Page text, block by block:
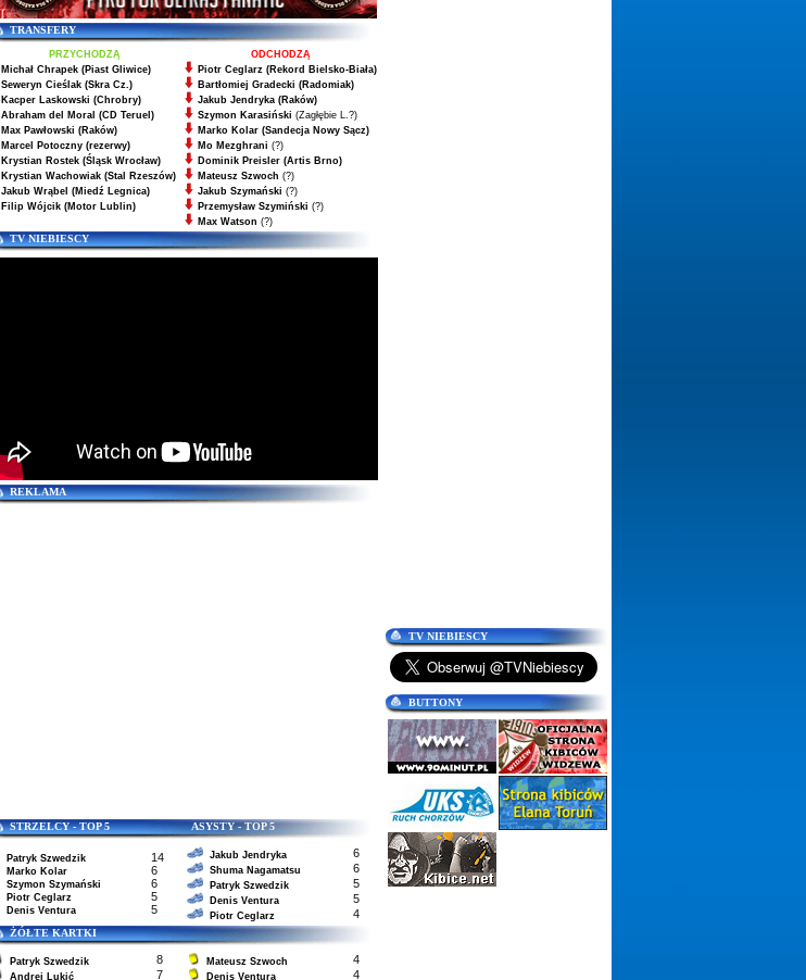
TRANSFERY
PRZYCHODZĄ
Michał Chrapek (Piast Gliwice)
Seweryn Cieślak (Skra Cz.)
Kacper Laskowski (Chrobry)
Abraham del Moral (CD Teruel)
Max Pawłowski (Raków)
Marcel Potoczny (rezerwy)
Krystian Rostek (Śląsk Wrocław)
Krystian Wachowiak (Stal Rzeszów)
Jakub Wrąbel (Miedź Legnica)
Filip Wójcik (Motor Lublin)
ODCHODZĄ
Piotr Ceglarz (Rekord Bielsko-Biała)
Bartłomiej Gradecki (Radomiak)
Jakub Jendryka (Raków)
Szymon Karasiński (Zagłębie L.?)
Marko Kolar (Sandecja Nowy Sącz)
Mo Mezghrani (?)
Dominik Preisler (Artis Brno)
Mateusz Szwoch (?)
Jakub Szymański (?)
Przemysław Szymiński (?)
Max Watson (?)
TV NIEBIESCY
REKLAMA
STRZELCY - TOP 5 ASYSTY - TOP 5
Patryk Szwedzik 14
Marko Kolar 6
Szymon Szymański 6
Piotr Ceglarz 5
Denis Ventura 5
Jakub Jendryka 6
Shuma Nagamatsu 6
Patryk Szwedzik 5
Denis Ventura 5
Piotr Ceglarz 4
ŻÓŁTE KARTKI
Patryk Szwedzik 8
Andrej Lukić 7
Mateusz Szwoch 4
Denis Ventura 4
TV NIEBIESCY
BUTTONY